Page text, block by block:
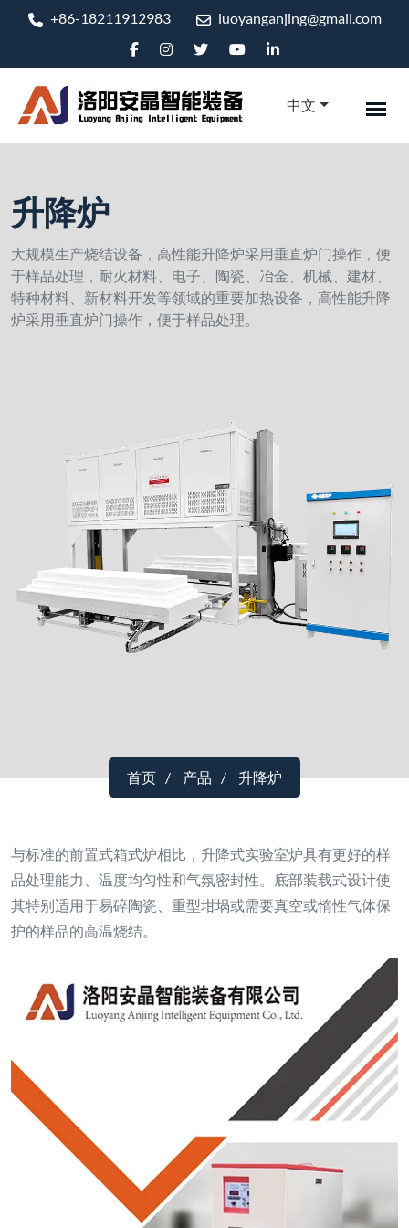
+86-18211912983 luoyanganjing@gmail.com
中文
升降炉
大规模生产烧结设备，高性能升降炉采用垂直炉门操作，便
于样品处理，耐火材料、电子、陶瓷、冶金、机械、建材、
特种材料、新材料开发等领域的重要加热设备，高性能升降
炉采用垂直炉门操作，便于样品处理。
首页 产品 升降炉
与标准的前置式箱式炉相比，升降式实验室炉具有更好的样
品处理能力、温度均匀性和气氛密封性。底部装载式设计使
其特别适用于易碎陶瓷、重型坩埚或需要真空或惰性气体保
护的样品的高温烧结。